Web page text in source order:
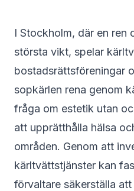
I Stockholm, där en ren
största vikt, spelar
bostadsrättsföreningar
sopkärlen rena genom
fråga om estetik utan
att upprätthålla hälsa
områden. Genom att
kärltvättstjänster kan
förvaltare säkerställa